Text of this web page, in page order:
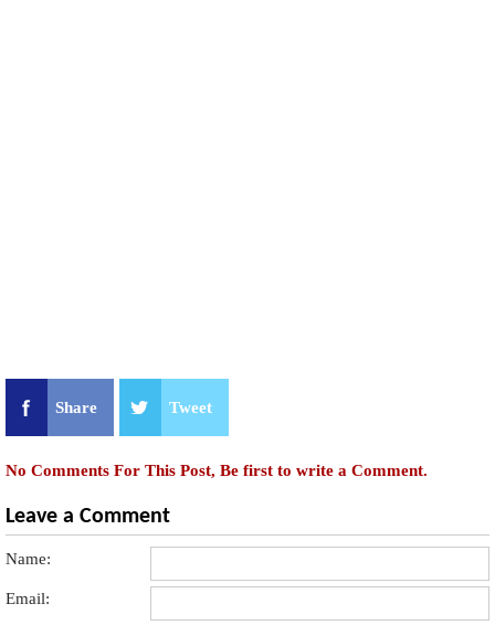
Share Tweet
No Comments For This Post, Be first to write a Comment.
Leave a Comment
Name:
Email: